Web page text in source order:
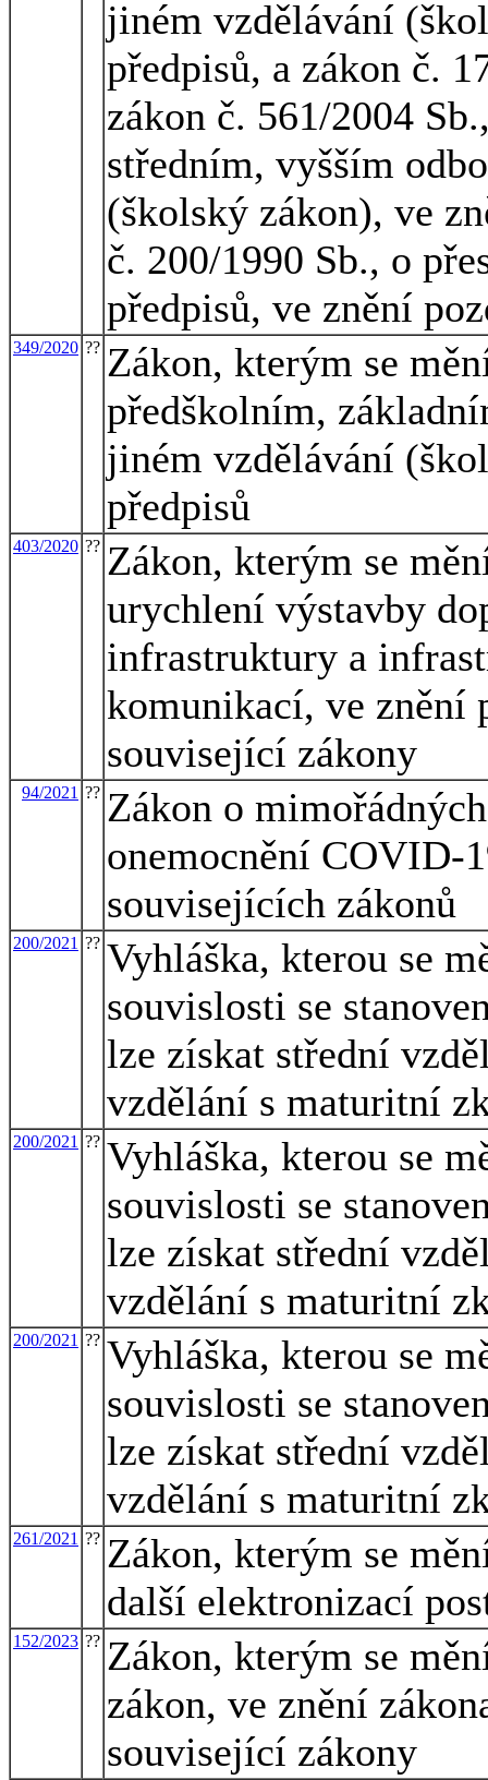
jiném vzdělávání
předpisů, a zákon č.
zákon č. 561/2004
středním, vyšším
(školský zákon), ve
č. 200/1990 Sb., o
předpisů, ve znění
349/2020 ?? Zákon, kterým se
předškolním,
jiném vzdělávání
předpisů
403/2020 ?? Zákon, kterým se
urychlení výstavby
infrastruktury a
komunikací, ve znění
související zákony
94/2021 ?? Zákon o
onemocnění COVID-
souvisejících zákonů
200/2021 ?? Vyhláška, kterou se
souvislosti se
lze získat střední
vzdělání s maturitní
200/2021 ?? Vyhláška, kterou se
souvislosti se
lze získat střední
vzdělání s maturitní
200/2021 ?? Vyhláška, kterou se
souvislosti se
lze získat střední
vzdělání s maturitní
261/2021 ?? Zákon, kterým se
další elektronizací
152/2023 ?? Zákon, kterým se
zákon, ve znění
související zákony